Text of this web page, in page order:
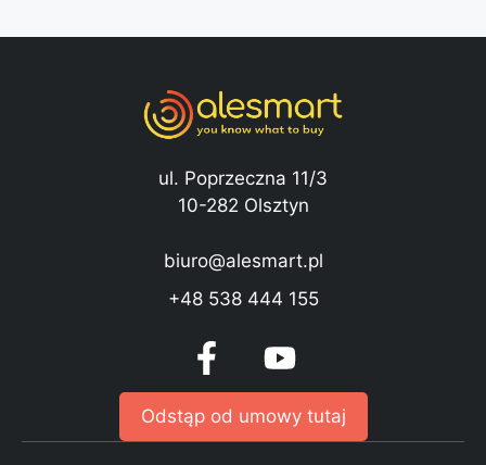
ul. Poprzeczna 11/3
10-282 Olsztyn
biuro@alesmart.pl
+48 538 444 155
Odstąp od umowy tutaj